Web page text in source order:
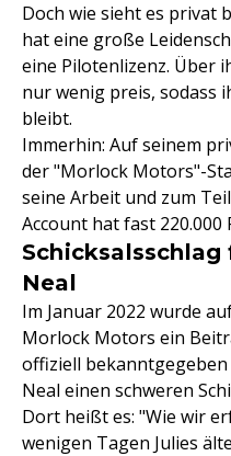
Doch wie sieht es privat
hat eine große
eine Pilotenlizenz. Über
nur wenig preis, sodass
bleibt.
Immerhin: Auf seinem
der "Morlock Motors"-
seine Arbeit und zum
Account hat fast 220.000
Neal
Im Januar 2022 wurde
Morlock Motors ein
offiziell bekanntgegeben
Neal einen schweren
Dort heißt es: "Wie wir
wenigen Tagen Julies